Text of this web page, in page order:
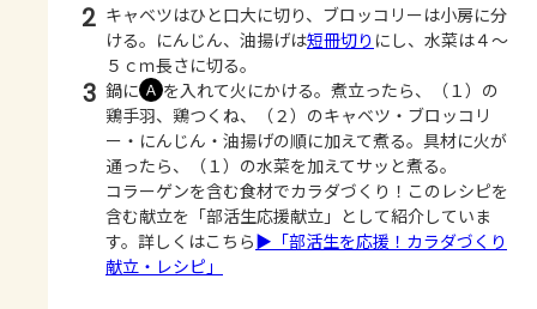
2 キャベツはひと口大に切り、ブロッコリーは小房に分
ける。にんじん、油揚げは短冊切り にし、水菜は４～
５ｃｍ長さに切る。
3 鍋に Ａ を入れて火にかける。煮立ったら、（１）の
鶏手羽、鶏つくね、（２）のキャベツ・ブロッコリ
ー・にんじん・油揚げの順に加えて煮る。具材に火が
通ったら、（１）の水菜を加えてサッと煮る。
コラーゲンを含む食材でカラダづくり！このレシピを
含む献立を「部活生応援献立」として紹介していま
す。詳しくはこちら▶「部活生を応援！カラダづくり
献立・レシピ」